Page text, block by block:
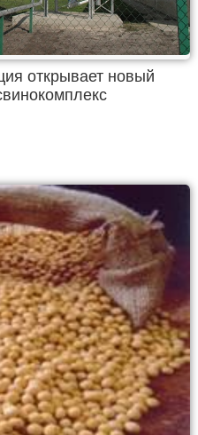
открывает новый